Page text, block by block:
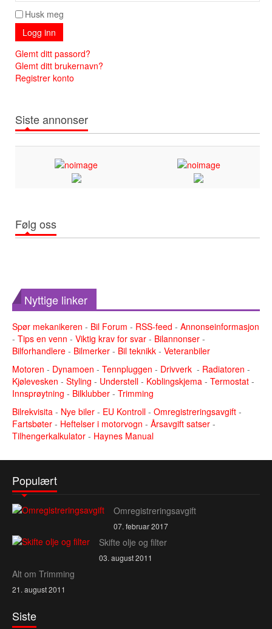
Husk meg
Logg inn
Glemt ditt passord?
Glemt ditt brukernavn?
Registrer konto
Siste annonser
Følg oss
Nyttige linker
Spør mekanikeren - Bil Forum - RSS-feed - Annonseinformasjon
- Tips en venn - Viktig krav for svar - Bilannonser -
Bilforhandlere - Bilmerker - Bil teknikk - Veteranbiler
Motoren - Dynamoen - Tennpluggen - Drivverk - Radiatoren -
Kjølevesken - Styling - Understell - Koblingskjema - Termostat -
Innsprøytning - Bilklubber - Trimming
Bilrekvisita - Nye biler - EU Kontroll - Omregistreringsavgift -
Fartsbøter - Heftelser i motorvogn - Årsavgift satser -
Tilhengerkalkulator - Haynes Manual
Populært
Omregistreringsavgift
07. februar 2017
Skifte olje og filter
03. august 2011
Alt om Trimming
21. august 2011
Siste